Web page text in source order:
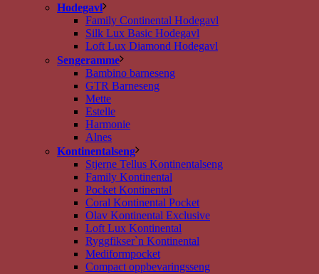
Hodegavl
Family Continental Hodegavl
Silk Lux Basic Hodegavl
Loft Lux Diamond Hodegavl
Sengeramme
Bambino barneseng
GTR Barneseng
Mette
Estelle
Harmonie
Alnes
Kontinentalseng
Stjerne Tellus Kontinentalseng
Family Kontinental
Pocket Kontinental
Coral Kontinental Pocket
Olav Kontinental Exclusive
Loft Lux Kontinental
Ryggfikser`n Kontinental
Mediformpocket
Compact oppbevaringsseng